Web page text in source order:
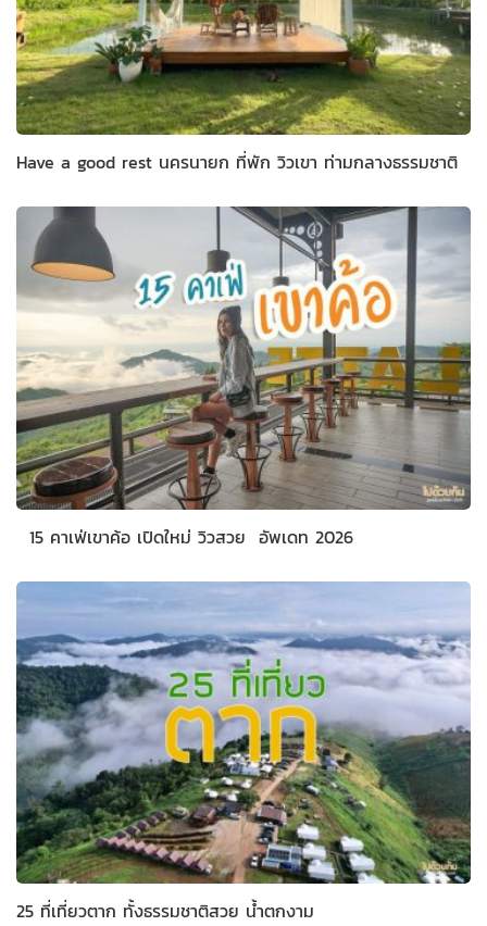
Have a good rest นครนายก ที่พัก วิวเขา ท่ามกลางธรรมชาติ
15 คาเฟ่เขาค้อ เปิดใหม่ วิวสวย อัพเดท 2026
25 ที่เที่ยวตาก ทั้งธรรมชาติสวย น้ำตกงาม